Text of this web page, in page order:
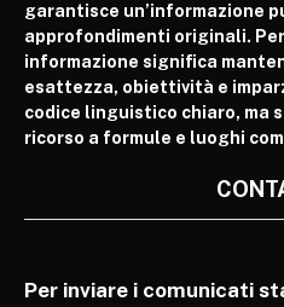
garantisce un’informazione
approfondimenti originali.
informazione significa
esattezza, obiettività e
codice linguistico chiaro, ma
ricorso a formule e luoghi
Per inviare i comunicati